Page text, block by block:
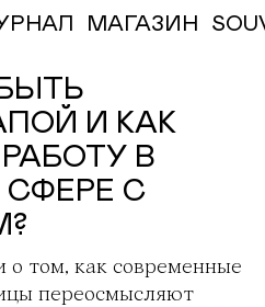
МАГАЗИН
И КАК
В
СФЕРЕ С
о том, как современные
переосмысляют